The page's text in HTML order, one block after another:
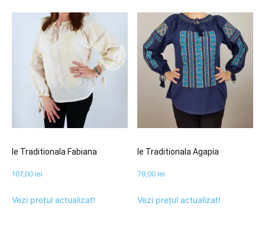
Ie Traditionala Fabiana
107,00 lei
Vezi prețul actualizat!
Ie Traditionala Agapia
79,00 lei
Vezi prețul actualizat!